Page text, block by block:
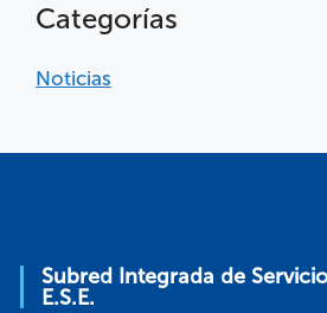
Categorías
Noticias
Subred Integrada de
E.S.E.